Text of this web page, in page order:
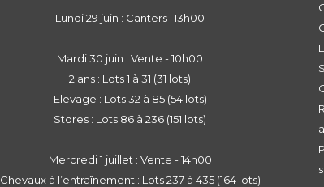
Lundi 29 juin : Canters -13h00
Mardi 30 juin : Vente - 10h00
2 ans : Lots 1 à 31 (31 lots)
Elevage : Lots 32 à 85 (54 lots)
Stores : Lots 86 à 236 (151 lots)
Mercredi 1 juillet : Vente - 14h00
Chevaux à l’entraînement : Lots 237 à 435 (164 lots)